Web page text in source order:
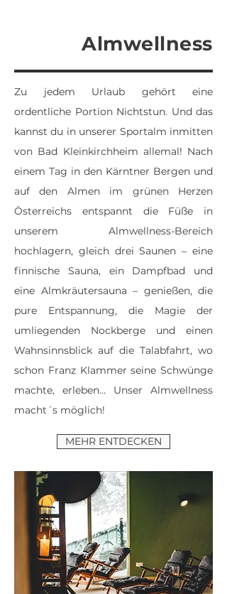
Almwellness
Zu jedem Urlaub gehört eine
ordentliche Portion Nichtstun. Und das
kannst du in unserer Sportalm inmitten
von Bad Kleinkirchheim allemal! Nach
einem Tag in den Kärntner Bergen und
auf den Almen im grünen Herzen
Österreichs entspannt die Füße in
unserem Almwellness-Bereich
hochlagern, gleich drei Saunen – eine
finnische Sauna, ein Dampfbad und
eine Almkräutersauna – genießen, die
pure Entspannung, die Magie der
umliegenden Nockberge und einen
Wahnsinnsblick auf die Talabfahrt, wo
schon Franz Klammer seine Schwünge
machte, erleben… Unser Almwellness
macht´s möglich!
MEHR ENTDECKEN